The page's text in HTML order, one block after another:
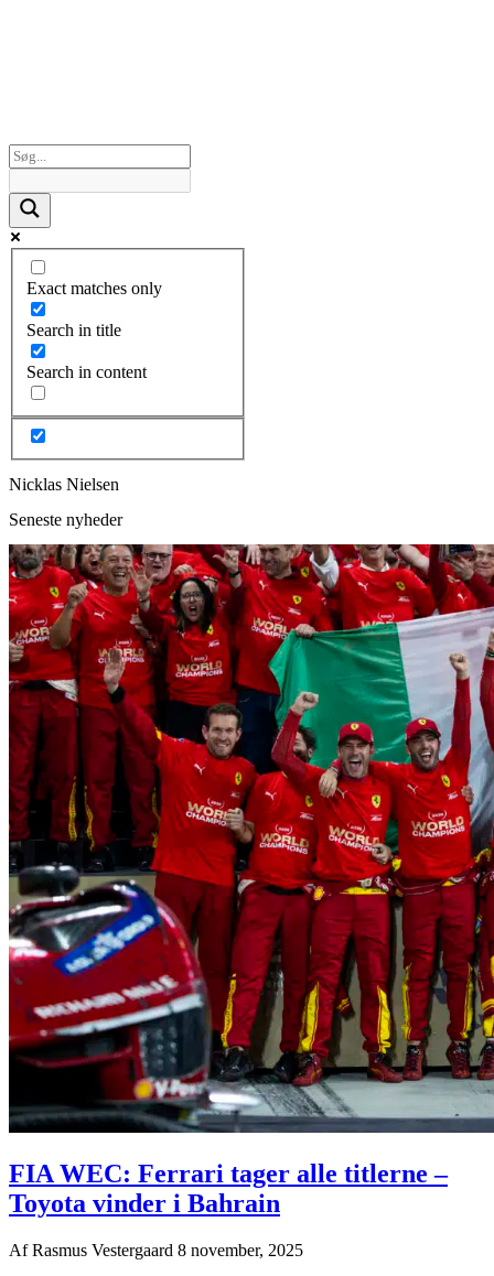
Exact matches only
Search in title
Search in content
Nicklas Nielsen
Seneste nyheder
FIA WEC: Ferrari tager alle titlerne –
Toyota vinder i Bahrain
AfRasmus Vestergaard 8 november, 2025